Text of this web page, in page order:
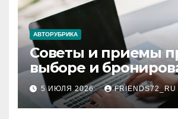
АВТОРУБРИКА
Советы и приемы
выборе и
авиабилетов
5 ИЮЛЯ 2026 FRIENDS72_RU